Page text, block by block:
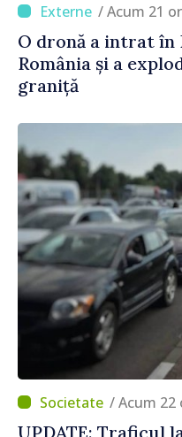
/ Acum 21
O dronă a intrat în
România și a
graniță
/ Acum
UPDATE: Traficul